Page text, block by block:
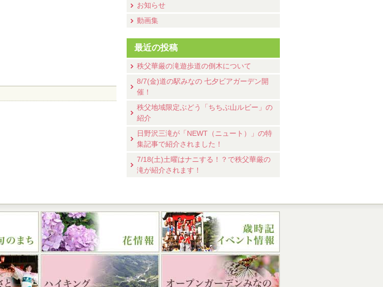
お知らせ
動画集
最近の投稿
秩父華厳の滝遊歩道の倒木について
8/7(金)道の駅みなの 七夕ビアガーデン開
催！
秩父地域限定ぶどう「ちちぶ山ルビー」の
紹介
日野沢三滝が「NEWT（ニュート）」の特
集記事で紹介されました！
7/18(土)土曜はナニする！？で秩父華厳の
滝が紹介されます！